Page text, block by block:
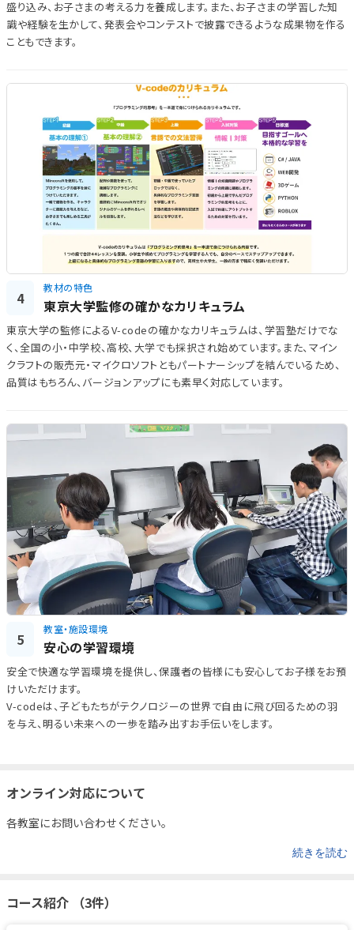
盛り込み、お子さまの考える力を養成します。また、お子さまの学習した知
識や経験を生かして、発表会やコンテストで披露できるような成果物を作る
こともできます。
4
教材の特色
東京大学監修の確かなカリキュラム
東京大学の監修によるV-codeの確かなカリキュラムは、学習塾だけでな
く、全国の小・中学校、高校、大学でも採択され始めています。また、マイン
クラフトの販売元・マイクロソフトともパートナーシップを結んでいるため、
品質はもちろん、バージョンアップにも素早く対応しています。
5
教室・施設環境
安心の学習環境
安全で快適な学習環境を提供し、保護者の皆様にも安心してお子様をお預
けいただけます。
V-codeは、子どもたちがテクノロジーの世界で自由に飛び回るための羽
を与え、明るい未来への一歩を踏み出すお手伝いをします。
オンライン対応について
各教室にお問い合わせください。
続きを読む
コース紹介 （3件）